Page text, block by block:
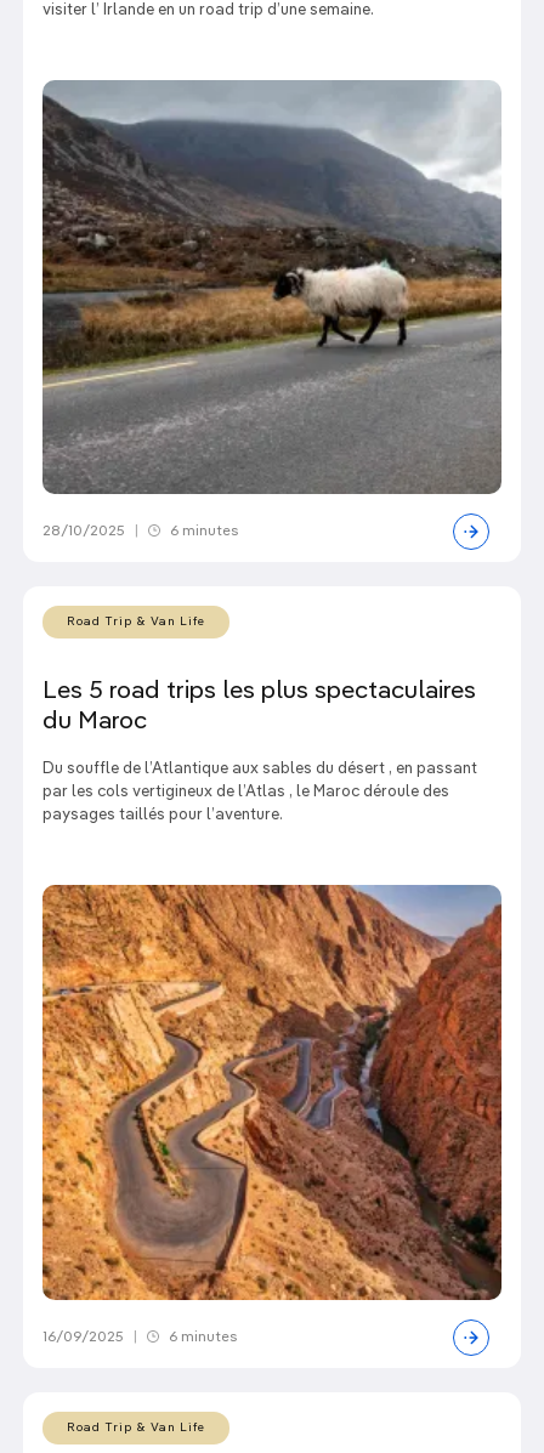
visiter l’ Irlande en un road trip d’une semaine.
28/10/2025 6 minutes
Road Trip & Van Life
Les 5 road trips les plus spectaculaires
du Maroc
Du souffle de l’Atlantique aux sables du désert , en passant
par les cols vertigineux de l’Atlas , le Maroc déroule des
paysages taillés pour l’aventure.
16/09/2025 6 minutes
Road Trip & Van Life